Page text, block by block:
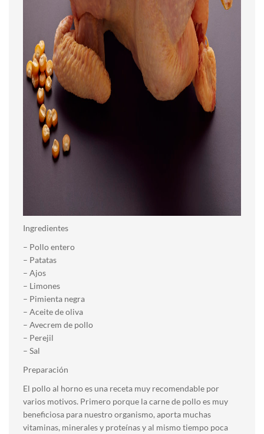
Ingredientes
– Pollo entero
– Patatas
– Ajos
– Limones
– Pimienta negra
– Aceite de oliva
– Avecrem de pollo
– Perejil
– Sal
Preparación
El pollo al horno es una receta muy recomendable por
varios motivos. Primero porque la carne de pollo es muy
beneficiosa para nuestro organismo, aporta muchas
vitaminas, minerales y proteínas y al mismo tiempo poca